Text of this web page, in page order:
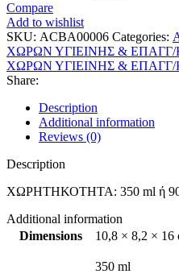
Compare
Add to wishlist
SKU: ΑCBA00006 Categories:
ΧΩΡΩΝ ΥΓΙΕΙΝΗΣ &
ΧΩΡΩΝ ΥΓΙΕΙΝΗΣ &
Share:
Description
Additional information
Reviews (0)
Description
ΧΩΡΗΤΗΚΟΤΗΤΑ: 350 ml ή
Additional information
Dimensions
10,8 × 8,2 × 16
350 ml